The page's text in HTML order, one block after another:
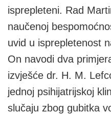
isprepleteni. Rad
naučenoj
uvid u isprepletenost
On navodi dva
izvješće dr. H. M.
jednoj psihijatrijskoj
slučaju zbog gubitka